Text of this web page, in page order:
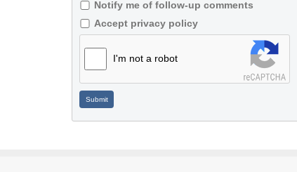
Notify me of follow-up comments
Accept privacy policy
I'm not a robot
Submit